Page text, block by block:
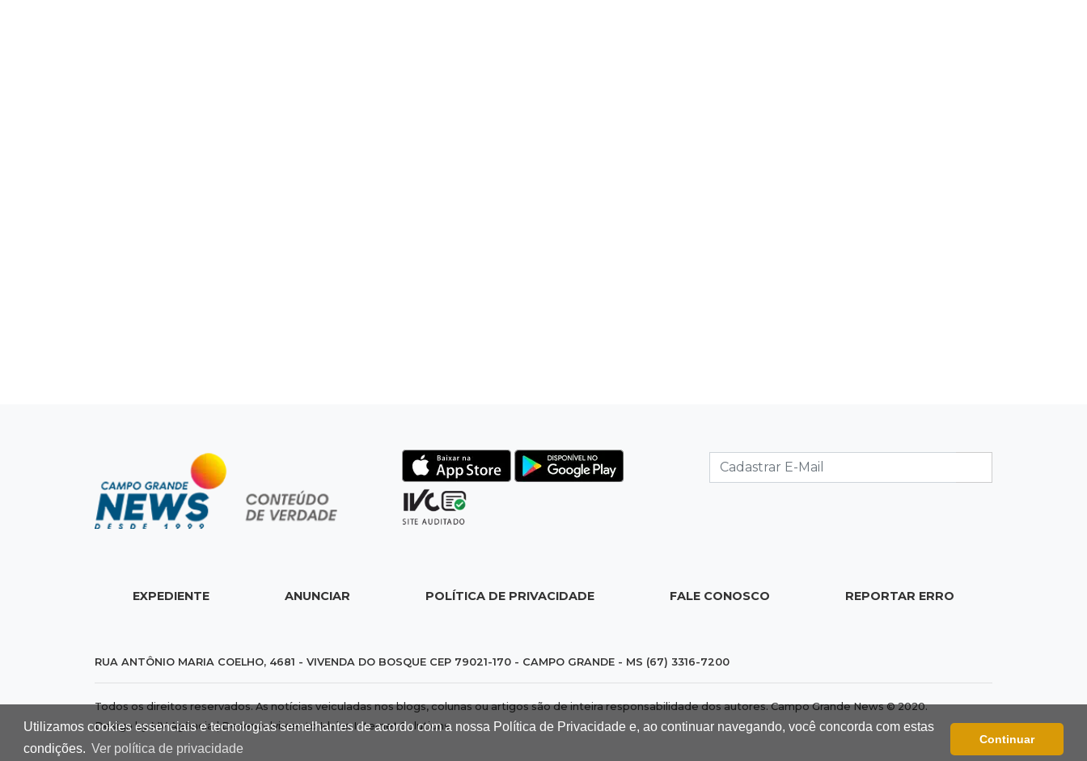
Utilizamos cookies essenciais e tecnologias semelhantes de acordo com a nossa Política de Privacidade e, ao continuar navegando, você concorda com estas
condições. Ver política de privacidade
Continuar
17:44100º caso
Palmeiras empata fora de casa e
rebaixamento
EXPEDIENTE ANUNCIAR POLÍTICA DE PRIVACIDADE FALE CONOSCO REPORTAR ERRO
RUA ANTÔNIO MARIA COELHO, 4681 - VIVENDA DO BOSQUE CEP 79021-170 - CAMPO GRANDE - MS (67) 3316-7200
Todos os direitos reservados. As notícias veiculadas nos blogs, colunas ou artigos são de inteira responsabilidade dos autores. Campo Grande News © 2020.
Design by MV Agência | DesenvolvimentoIdalus Internet Solutions.